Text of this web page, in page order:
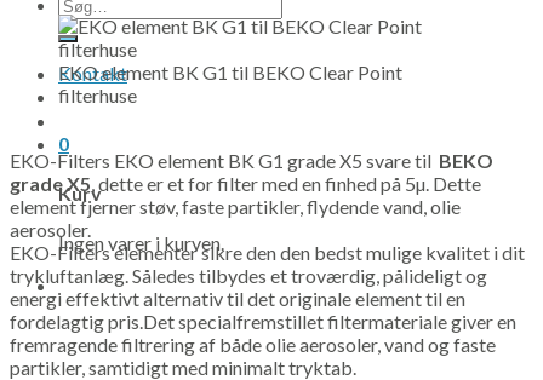
efter:
Kontakt
0
Kurv
Ingen varer i kurven.
EKO element BK G1 til BEKO Clear Point
filterhuse
EKO-Filters EKO element BK G1 grade X5 svare til BEKO
grade X5 , dette er et for filter med en finhed på 5µ. Dette
element fjerner støv, faste partikler, flydende vand, olie
aerosoler.
EKO-Filters elementer sikre den den bedst mulige kvalitet i dit
trykluftanlæg. Således tilbydes et troværdig, pålideligt og
energi effektivt alternativ til det originale element til en
fordelagtig pris.Det specialfremstillet filtermateriale giver en
fremragende filtrering af både olie aerosoler, vand og faste
partikler, samtidigt med minimalt tryktab.